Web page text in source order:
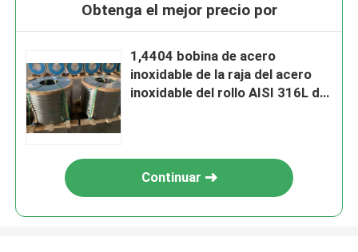
Obtenga el mejor precio por
1,4404 bobina de acero
inoxidable de la raja del acero
inoxidable del rollo AISI 316L de
Continuar